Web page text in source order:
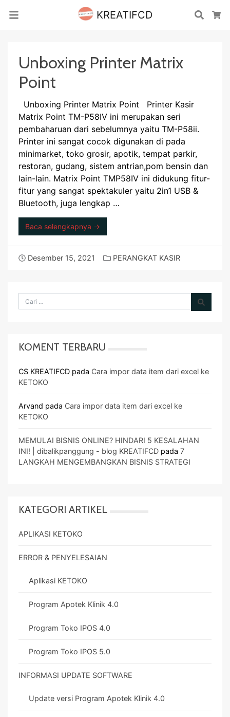
KREATIFCD Cari
Unboxing Printer Matrix
Point
Unboxing Printer Matrix Point Printer Kasir
Matrix Point TM-P58IV ini merupakan seri
pembaharuan dari sebelumnya yaitu TM-P58ii.
Printer ini sangat cocok digunakan di pada
minimarket, toko grosir, apotik, tempat parkir,
restoran, gudang, sistem antrian,pom bensin dan
lain-lain. Matrix Point TMP58IV ini didukung fitur-
fitur yang sangat spektakuler yaitu 2in1 USB &
Bluetooth, juga lengkap …
Baca selengkapnya →
Desember 15, 2021 PERANGKAT KASIR
KOMENT TERBARU
CS KREATIFCD pada Cara impor data item dari excel ke
KETOKO
Arvand pada Cara impor data item dari excel ke
KETOKO
MEMULAI BISNIS ONLINE? HINDARI 5 KESALAHAN
INI! | dibalikpanggung - blog KREATIFCD pada 7
LANGKAH MENGEMBANGKAN BISNIS STRATEGI
KATEGORI ARTIKEL
APLIKASI KETOKO
ERROR & PENYELESAIAN
Aplikasi KETOKO
Program Apotek Klinik 4.0
Program Toko IPOS 4.0
Program Toko IPOS 5.0
INFORMASI UPDATE SOFTWARE
Update versi Program Apotek Klinik 4.0